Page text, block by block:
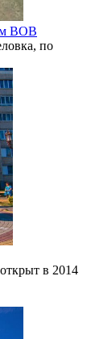
ВОВ
по
в 2014